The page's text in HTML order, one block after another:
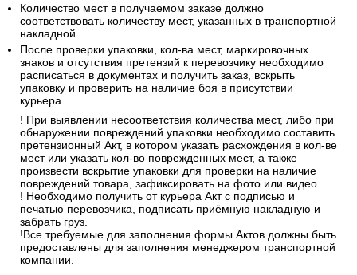
Количество мест в получаемом заказе должно
соответствовать количеству мест, указанных в транспортной
накладной.
После проверки упаковки, кол-ва мест, маркировочных
знаков и отсутствия претензий к перевозчику необходимо
расписаться в документах и получить заказ, вскрыть
упаковку и проверить на наличие боя в присутствии
курьера.
! При выявлении несоответствия количества мест, либо при
обнаружении повреждений упаковки необходимо составить
претензионный Акт, в котором указать расхождения в кол-ве
мест или указать кол-во поврежденных мест, а также
произвести вскрытие упаковки для проверки на наличие
повреждений товара, зафиксировать на фото или видео.
! Необходимо получить от курьера Акт с подписью и
печатью перевозчика, подписать приёмную накладную и
забрать груз.
!Все требуемые для заполнения формы Актов должны быть
предоставлены для заполнения менеджером транспортной
компании.